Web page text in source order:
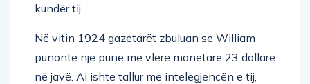
kundër tij.
Në vitin 1924 gazetarët zbuluan se William
punonte një punë me vlerë monetare 23 dollarë
në javë. Ai ishte tallur me intelegjencën e tij,